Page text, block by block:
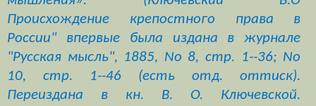
Происхождение
крепостного права
в
России" впервые была издана в журнале
"Русская мысль", 1885, No 8, стр. 1--36; No
10, стр. 1--46 (есть отд. оттиск).
Переиздана в кн. В. О. Ключевской.